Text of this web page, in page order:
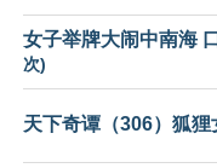
女子举牌大闹中南海
次)
天下奇谭（306）狐狸